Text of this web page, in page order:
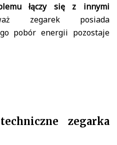
łączy się z innymi
zegarek posiada
pobór energii pozostaje
zegarka